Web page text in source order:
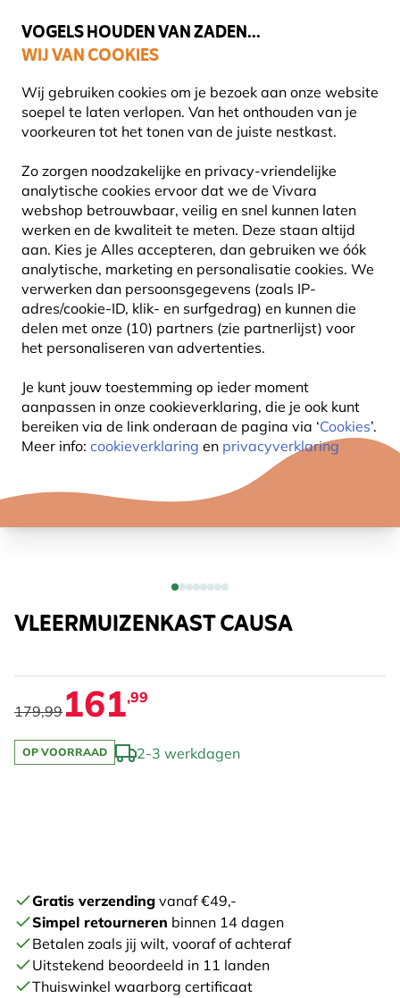
VOGELS HOUDEN VAN ZADEN...
WIJ VAN COOKIES
Wij gebruiken cookies om je bezoek aan onze website
soepel te laten verlopen. Van het onthouden van je
voorkeuren tot het tonen van de juiste nestkast.
Zo zorgen noodzakelijke en privacy-vriendelijke
analytische cookies ervoor dat we de Vivara
webshop betrouwbaar, veilig en snel kunnen laten
werken en de kwaliteit te meten. Deze staan altijd
aan. Kies je Alles accepteren, dan gebruiken we óók
analytische, marketing en personalisatie cookies. We
verwerken dan persoonsgegevens (zoals IP-
adres/cookie-ID, klik- en surfgedrag) en kunnen die
delen met onze (10) partners (zie partnerlijst) voor
het personaliseren van advertenties.
Je kunt jouw toestemming op ieder moment
aanpassen in onze cookieverklaring, die je ook kunt
bereiken via de link onderaan de pagina via ‘Cookies’.
Meer info: cookieverklaring en privacyverklaring
Uitstekend beoordeeld in 11 landen
Gratis thuisbezorgd vanaf €49
10% KORTING
VLEERMUIZENKAST CAUSA
179,99 161,99
OP VOORRAAD 2-3 werkdagen
Gratis verzending vanaf €49,-
Simpel retourneren binnen 14 dagen
Betalen zoals jij wilt, vooraf of achteraf
Uitstekend beoordeeld in 11 landen
Thuiswinkel waarborg certificaat